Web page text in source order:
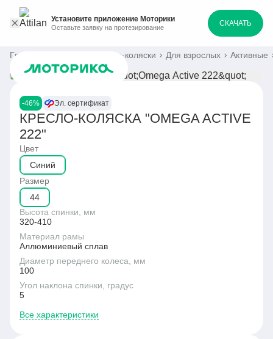
Установите приложение Моторики
Оставьте заявку на протезирование СКАЧАТЬ
Главная Кресла-коляски Для взрослых Активные
-46% Эл. сертификат
КРЕСЛО-КОЛЯСКА "OMEGA ACTIVE
222"
Цвет
Синий
Размер
44
Высота спинки, мм
320-410
Материал рамы
Аллюминиевый сплав
Диаметр переднего колеса, мм
100
Угол наклона спинки, градус
5
Все характеристики